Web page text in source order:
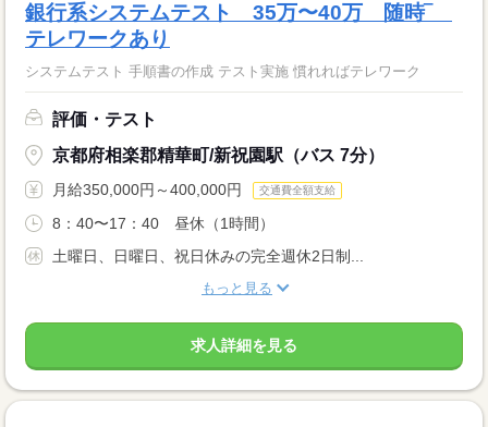
銀行系システムテスト 35万〜40万 随時‾
テレワークあり
システムテスト 手順書の作成 テスト実施 慣れればテレワーク
評価・テスト
京都府相楽郡精華町/新祝園駅（バス 7分）
月給350,000円～400,000円 交通費全額支給
8：40〜17：40 昼休（1時間）
土曜日、日曜日、祝日休みの完全週休2日制...
もっと見る
求人詳細を見る